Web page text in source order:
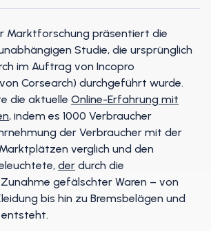
Marktforschung präsentiert die
Studie, die ursprünglich
im Auftrag von Incopro
Corsearch) durchgeführt wurde.
die aktuelle Online-Erfahrung mit
, indem es 1000 Verbraucher
der Verbraucher mit der
verglich und den
der durch die
gefälschter Waren – von
bis hin zu Bremsbelägen und
entsteht.